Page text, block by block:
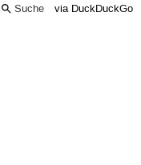
via DuckDuckGo